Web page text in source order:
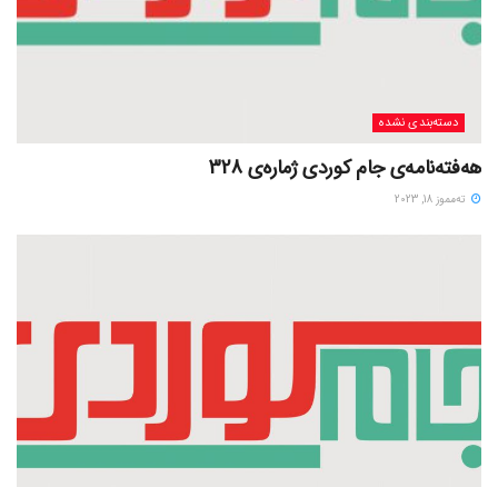
دسته‌بندی نشده
هەفتەنامەی جام کوردی ژمارەی 328
ته‌مموز 18, 2023